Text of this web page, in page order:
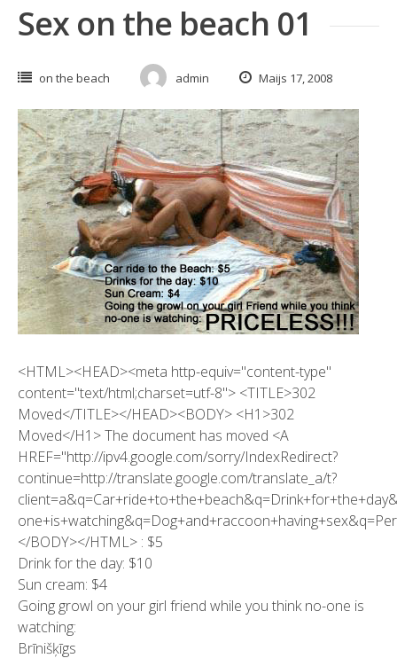
Sex on the beach 01
on the beach admin Maijs 17, 2008
<HTML><HEAD><meta http-equiv="content-type"
content="text/html;charset=utf-8"> <TITLE>302
Moved</TITLE></HEAD><BODY> <H1>302
Moved</H1> The document has moved <A
HREF="http://ipv4.google.com/sorry/IndexRedirect?
continue=http://translate.google.com/translate_a/t?
</BODY></HTML> : $5
Drink for the day: $10
Sun cream: $4
Going growl on your girl friend while you think no-one is
watching:
Brīnišķīgs